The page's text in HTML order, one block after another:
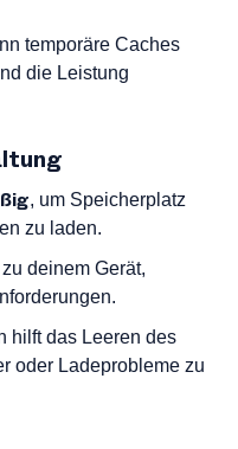
temporäre Caches
die Leistung
, um Speicherplatz
zu laden.
deinem Gerät,
hilft das Leeren des
oder Ladeprobleme zu